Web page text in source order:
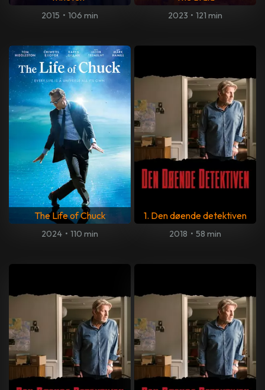
2015 • 106 min 2023 • 121 min
The Life of Chuck
2024 • 110 min
1. Den døende detektiven
2018 • 58 min